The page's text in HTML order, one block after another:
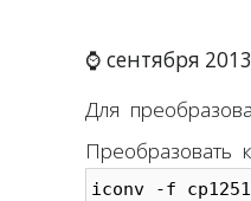
сентября 2013
Для
Преобразовать
iconv -f